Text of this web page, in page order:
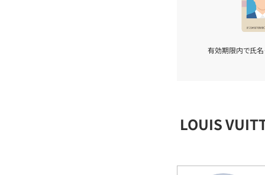
有効期限内で氏名
LOUIS